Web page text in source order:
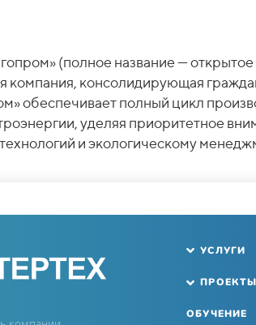
(полное название —
компания, консолидирующая
обеспечивает полный цикл
уделяя приоритетное
и экологическому
УСЛУГИ
ПРОЕКТЫ
ОБУЧЕНИЕ